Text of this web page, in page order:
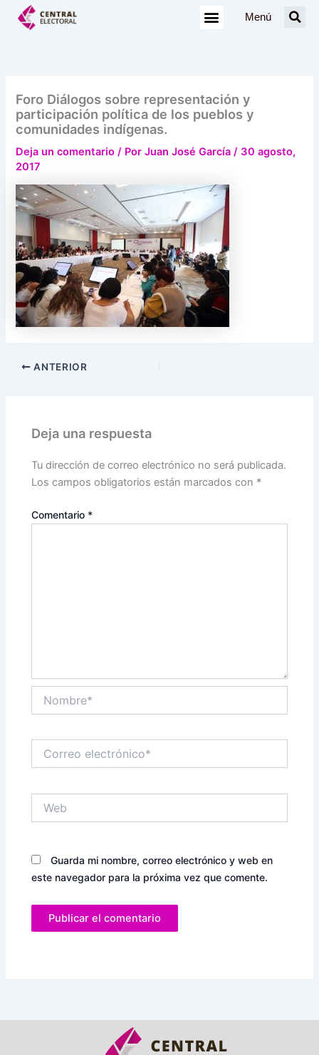
Menú
Foro Diálogos sobre representación y
participación política de los pueblos y
comunidades indígenas.
Deja un comentario / PorJuan José García/ 30 agosto,
2017
ANTERIOR
Deja una respuesta
Tu dirección de correo electrónico no será publicada.
Los campos obligatorios están marcados con *
Comentario *
electrónico*
Guarda mi nombre, correo electrónico y web en
este navegador para la próxima vez que comente.